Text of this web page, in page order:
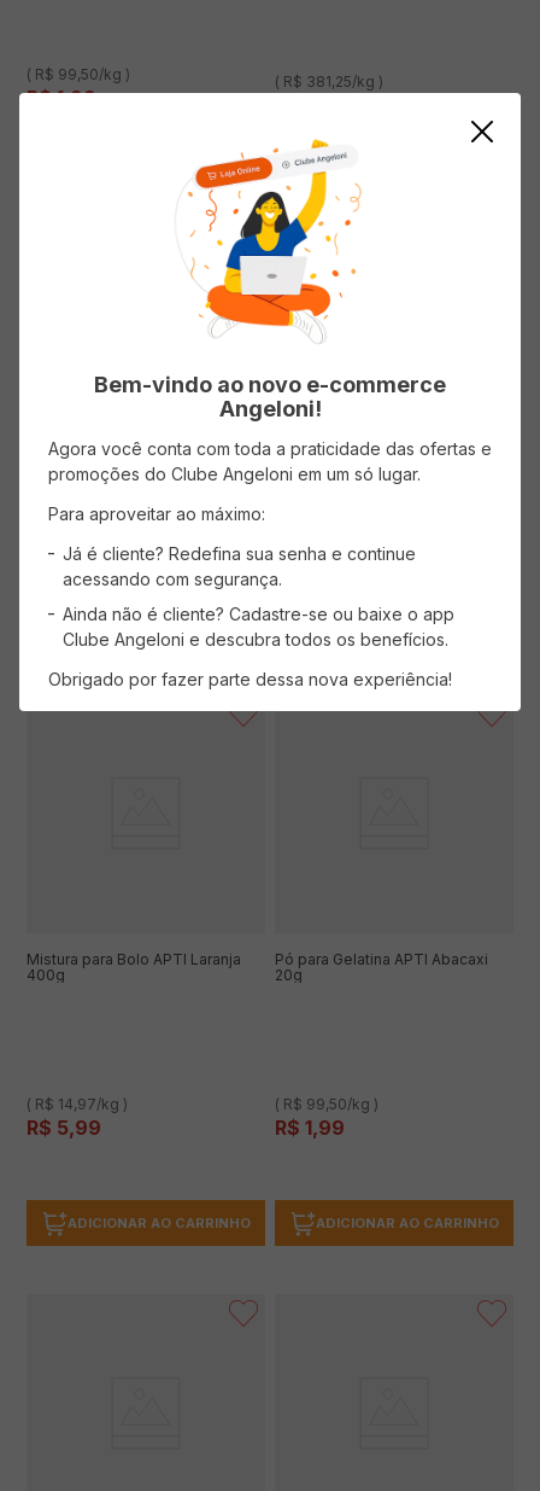
( R$ 99,50/kg )
R$ 1,99
ADICIONAR AO CARRINHO
( R$ 381,25/kg )
ADICIONAR AO CARRINHO
Negra 400g
( R$ 14,97/kg )
R$ 5, 99
ADICIONAR AO CARRINHO ADICIONAR AO CARRINHO
Mistura para Bolo APTI Laranja
400g
( R$ 14,97/kg )
R$ 5,99
ADICIONAR AO CARRINHO
Pó para Gelatina APTI Abacaxi
20g
( R$ 99,50/kg )
R$ 1,99
ADICIONAR AO CARRINHO
Bem-vindo ao novo e-commerce
Angeloni!
Agora você conta com toda a praticidade das ofertas e
promoções do Clube Angeloni em um só lugar.
Para aproveitar ao máximo:
Já é cliente? Redefina sua senha e continue
acessando com segurança.
Ainda não é cliente? Cadastre-se ou baixe o app
Clube Angeloni e descubra todos os benefícios.
Obrigado por fazer parte dessa nova experiência!